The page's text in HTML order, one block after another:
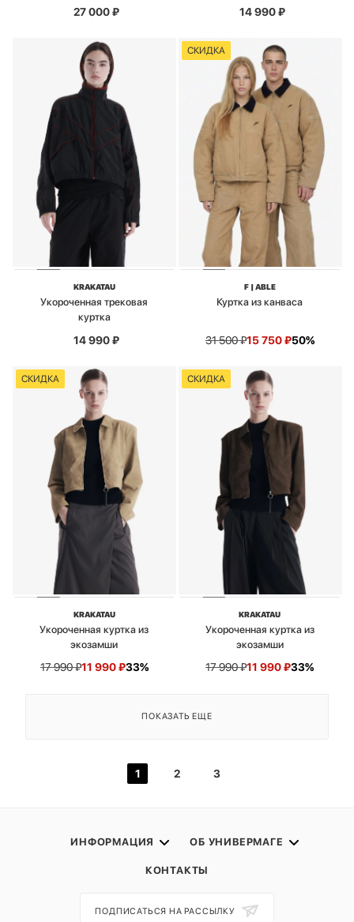
27 000₽ 14 990₽
KRAKATAU
Укороченная трековая
куртка
14 990₽
СКИДКА
F | ABLE
Куртка из канваса
31 500₽15 750₽50%
СКИДКА
KRAKATAU
Укороченная куртка из
экозамши
17 990₽11 990₽33%
СКИДКА
KRAKATAU
Укороченная куртка из
экозамши
17 990₽11 990₽33%
ПОКАЗАТЬ ЕЩЕ
1 2 3
ИНФОРМАЦИЯ ОБ УНИВЕРМАГЕ
КОНТАКТЫ
ПОДПИСАТЬСЯ НА РАССЫЛКУ